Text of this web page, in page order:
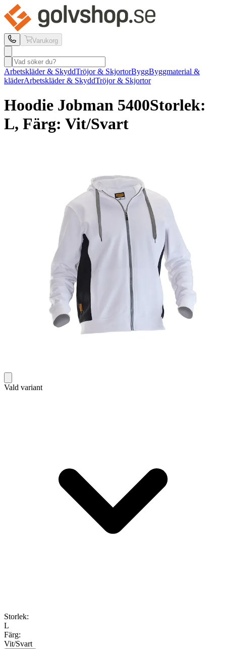
Varukorg
Arbetskläder & SkyddTröjor & SkjortorByggByggmaterial &
kläderArbetskläder & SkyddTröjor & Skjortor
Hoodie Jobman 5400Storlek:
L, Färg: Vit/Svart
Vald variant
Storlek:
L
Färg:
Vit/Svart